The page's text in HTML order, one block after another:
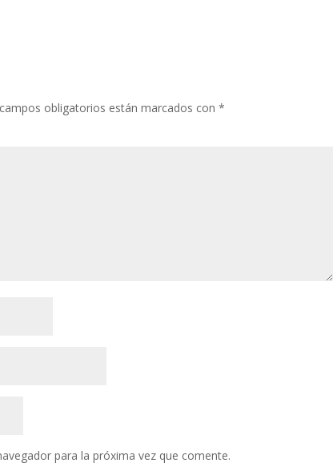
obligatorios están marcados con*
para la próxima vez que comente.